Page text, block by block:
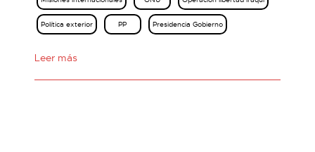
Política exterior PP Presidencia Gobierno
Leer más